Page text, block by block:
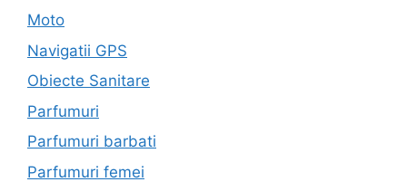
Moto
Navigatii GPS
Obiecte Sanitare
Parfumuri
Parfumuri barbati
Parfumuri femei